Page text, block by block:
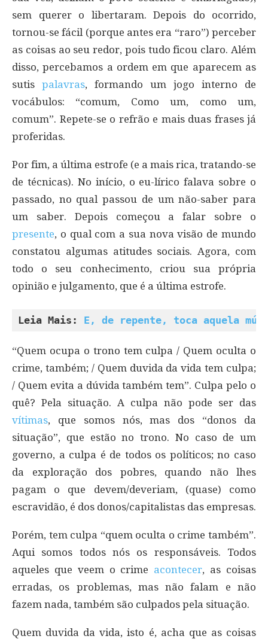
sem querer o libertaram. Depois do ocorrido,
tornou-se fácil (porque antes era “raro”) perceber
as coisas ao seu redor, pois tudo ficou claro. Além
disso, percebamos a ordem em que aparecem as
sutis palavras, formando um jogo interno de
vocábulos: “comum, Como um, como um,
comum”. Repete-se o refrão e mais duas frases já
proferidas.
Por fim, a última estrofe (e a mais rica, tratando-se
de técnicas). No início, o eu-lírico falava sobre o
passado, no qual passou de um não-saber para
um saber. Depois começou a falar sobre o
presente, o qual com a sua nova visão de mundo
constatou algumas atitudes sociais. Agora, com
todo o seu conhecimento, criou sua própria
opinião e julgamento, que é a última estrofe.
Leia Mais: E, de repente, toca aquela
“Quem ocupa o trono tem culpa / Quem oculta o
crime, também; / Quem duvida da vida tem culpa;
/ Quem evita a dúvida também tem”. Culpa pelo o
quê? Pela situação. A culpa não pode ser das
vítimas, que somos nós, mas dos “donos da
situação”, que estão no trono. No caso de um
governo, a culpa é de todos os políticos; no caso
da exploração dos pobres, quando não lhes
pagam o que devem/deveriam, (quase) como
escravidão, é dos donos/capitalistas das empresas.
Porém, tem culpa “quem oculta o crime também”.
Aqui somos todos nós os responsáveis. Todos
aqueles que veem o crime acontecer, as coisas
erradas, os problemas, mas não falam e não
fazem nada, também são culpados pela situação.
Quem duvida da vida, isto é, acha que as coisas